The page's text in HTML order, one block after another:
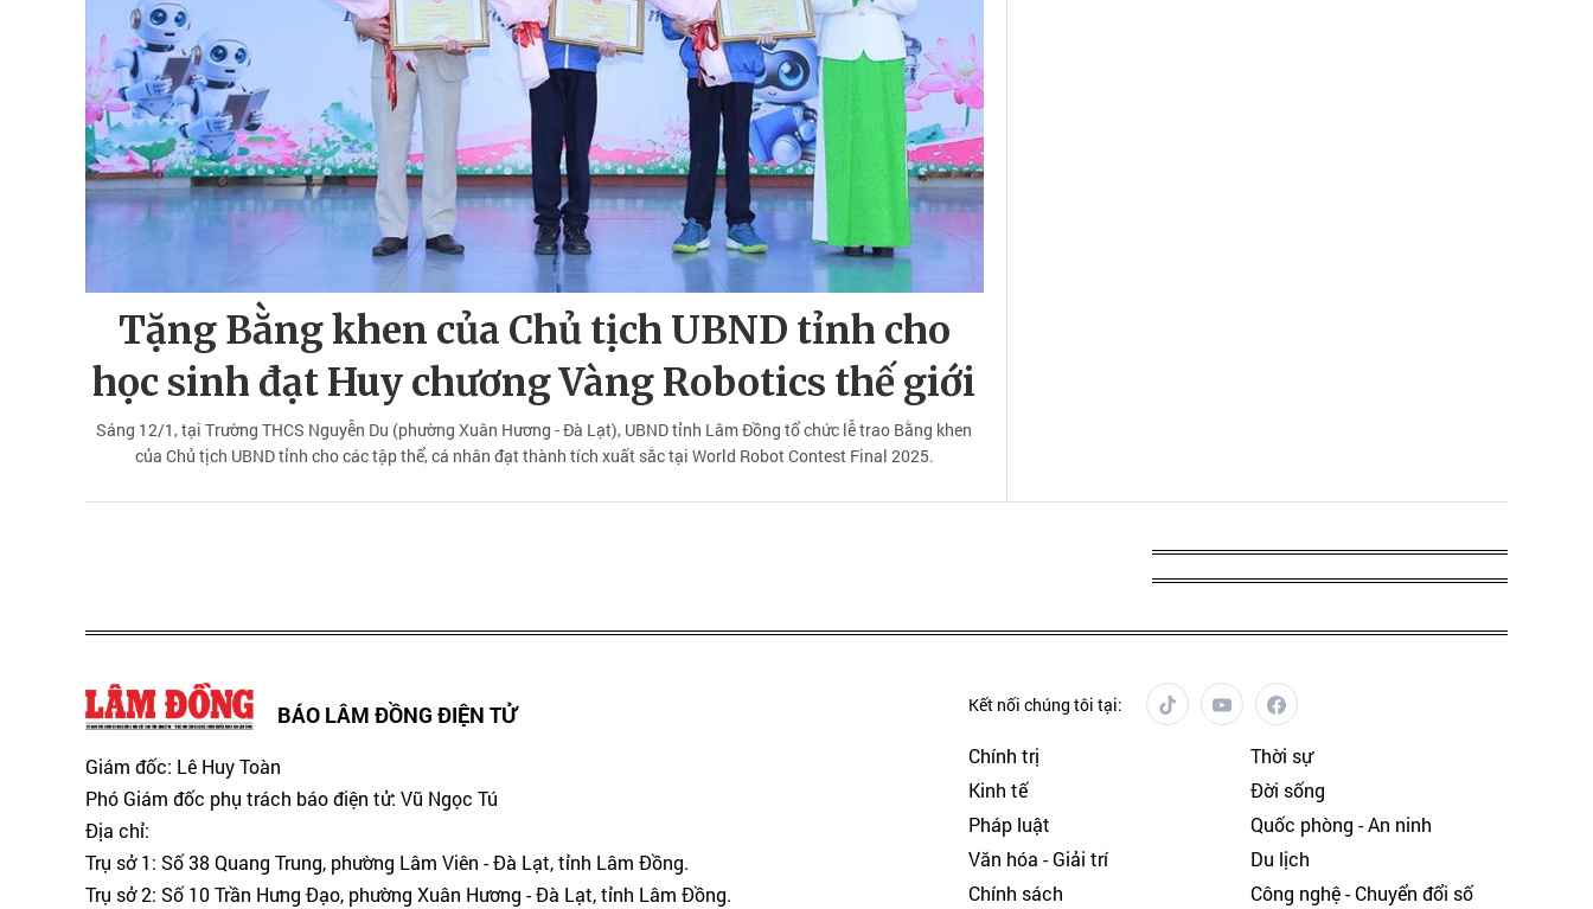
Tặng Bằng khen của Chủ tịch UBND tỉnh cho
học sinh đạt Huy chương Vàng Robotics thế giới
Sáng 12/1, tại Trường THCS Nguyễn Du (phường Xuân Hương - Đà Lạt), UBND tỉnh Lâm Đồng tổ chức lễ trao Bằng khen
của Chủ tịch UBND tỉnh cho các tập thể, cá nhân đạt thành tích xuất sắc tại World Robot Contest Final 2025.
BÁO LÂM ĐỒNG ĐIỆN TỬ
Giám đốc: Lê Huy Toàn
Phó Giám đốc phụ trách báo điện tử: Vũ Ngọc Tú
Địa chỉ:
Trụ sở 1: Số 38 Quang Trung, phường Lâm Viên - Đà Lạt, tỉnh Lâm Đồng.
Trụ sở 2: Số 10 Trần Hưng Đạo, phường Xuân Hương - Đà Lạt, tỉnh Lâm Đồng.
Kết nối chúng tôi tại:
Chính trị
Thời sự
Kinh tế
Đời sống
Pháp luật
Quốc phòng - An ninh
Văn hóa - Giải trí
Du lịch
Chính sách
Công nghệ - Chuyển đổi số